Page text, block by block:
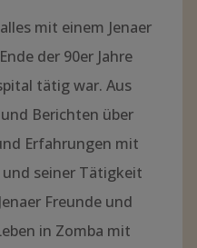
mit einem Jenaer
der 90er Jahre
tätig war. Aus
Berichten über
Erfahrungen mit
seiner Tätigkeit
Freunde und
in Zomba mit